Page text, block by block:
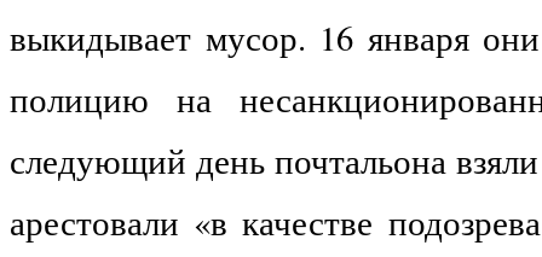
выкидывает мусор. 16 января
полицию на
следующий день почтальона
арестовали «в качестве